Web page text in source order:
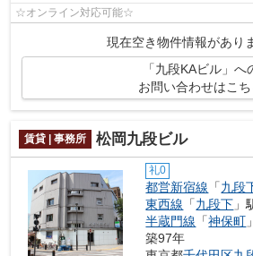
☆オンライン対応可能☆
現在空き物件情報があり
「九段KAビル」へ
お問い合わせはこち
賃貸 | 事務所 松岡九段ビル
礼0
都営新宿線 「九段
東西線 「九段下 」
半蔵門線 「神保町
築97年